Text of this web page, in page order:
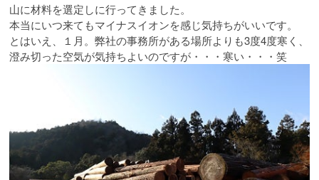
山に材料を選定しに行ってきました。
本当にいつ来てもマイナスイオンを感じ気持ちがいいです。
とはいえ、１月。弊社の事務所がある場所よりも3度4度寒く、
澄み切った空気が気持ちよいのですが・・・寒い・・・笑